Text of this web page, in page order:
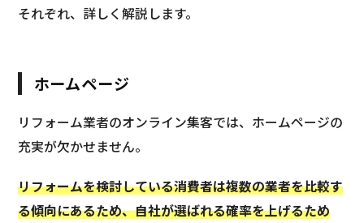
それぞれ、詳しく解説します。
ホームページ
リフォーム業者のオンライン集客では、ホームページの
充実が欠かせません。
リフォームを検討している消費者は複数の業者を比較す
る傾向にあるため、自社が選ばれる確率を上げるため